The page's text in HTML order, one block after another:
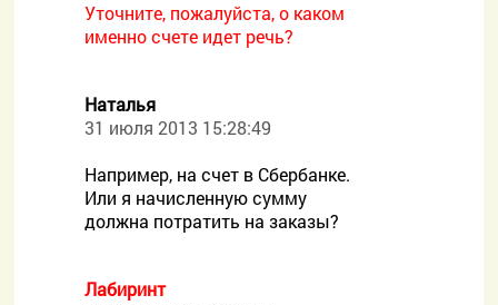
Уточните, пожалуйста, о каком
именно счете идет речь?
Наталья
31 июля 2013 15:28:49
Например, на счет в Сбербанке.
Или я начисленную сумму
должна потратить на заказы?
Лабиринт